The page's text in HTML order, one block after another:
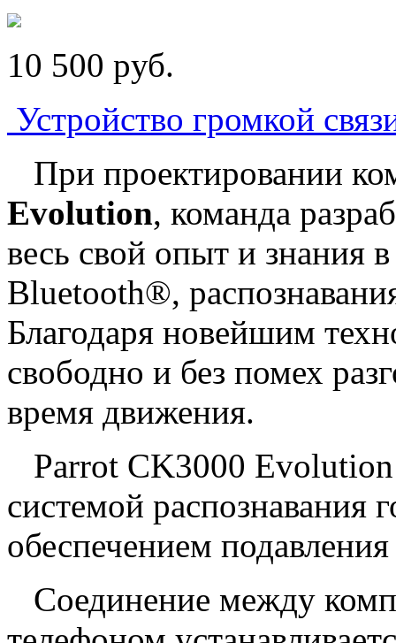
10 500 pуб.
Устройство громкой
При проектировании
Evolution, команда
весь свой опыт и знания
Bluetooth®,
Благодаря новейшим
свободно и без помех
время движения.
Parrot CK3000
системой распознавания
обеспечением
Соединение между